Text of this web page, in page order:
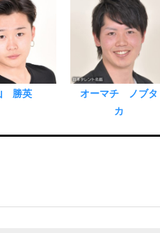
勝英
オーマチ ノブタ
カ